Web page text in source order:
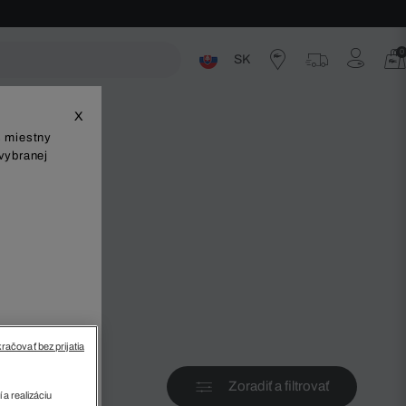
SK
0
Zoradiť a filtrovať
X
miestny
a realizáciu
bez prijatia